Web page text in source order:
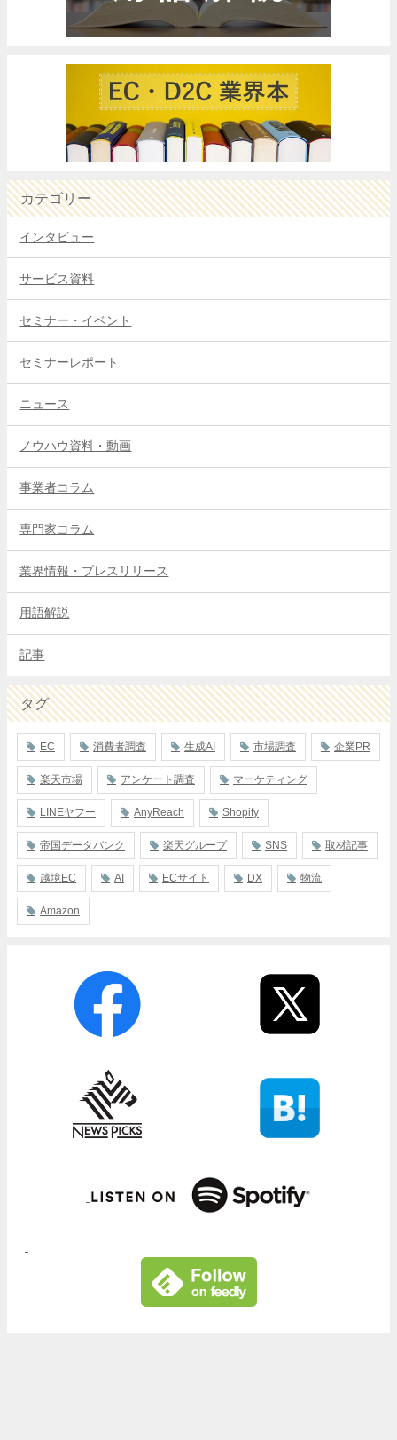
カテゴリー
インタビュー
サービス資料
セミナー・イベント
セミナーレポート
ニュース
ノウハウ資料・動画
事業者コラム
専門家コラム
業界情報・プレスリリース
用語解説
記事
タグ
EC 消費者調査 生成AI 市場調査 企業PR
楽天市場 アンケート調査 マーケティング
LINEヤフー AnyReach Shopify
帝国データバンク 楽天グループ SNS 取材記事
越境EC AI ECサイト DX 物流
Amazon